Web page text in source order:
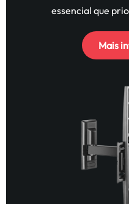
essencial que
Mais